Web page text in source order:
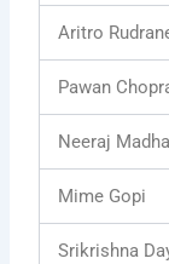
Aritro
Pawan
Neeraj
Mime Gopi
Srikrishna